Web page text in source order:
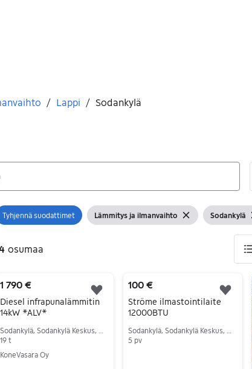
/ Lappi / Sodankylä
Avaa suodatin
Tyhjennä suodattimet Näytä suodattimet
Lämmitys ja ilmanvaihto Tyhjennä suodatin
Näytä
Sodankylä
osumaa
14 tulos(ta)
1 790 €
Diesel infrapunalämmitin
14kW *ALV*
19 t
KoneVasara Oy
Lisää suosikiksi.
100 €
Ströme ilmastointilaite
12000BTU
5 pv